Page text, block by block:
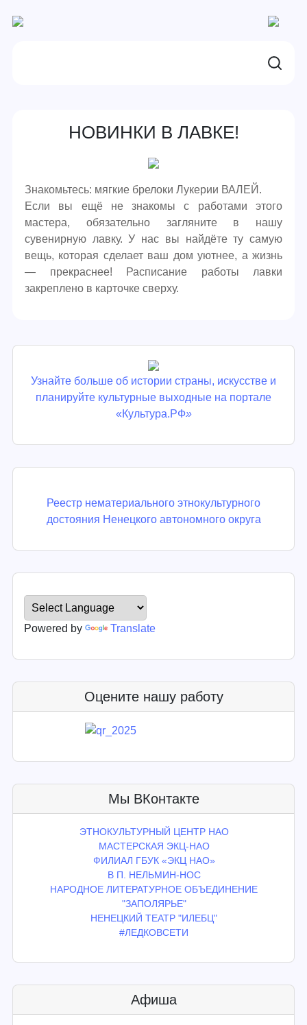
НОВИНКИ В ЛАВКЕ!
Знакомьтесь: мягкие брелоки Лукерии ВАЛЕЙ.
Если вы ещё не знакомы с работами этого
мастера, обязательно загляните в нашу
сувенирную лавку. У нас вы найдёте ту самую
вещь, которая сделает ваш дом уютнее, а жизнь
— прекраснее! Расписание работы лавки
закреплено в карточке сверху.
Узнайте больше об истории страны, искусстве и
планируйте культурные выходные на портале
«Культура.РФ»
Реестр нематериального этнокультурного
достояния Ненецкого автономного округа
Powered by Translate
Оцените нашу работу
Мы ВКонтакте
ЭТНОКУЛЬТУРНЫЙ ЦЕНТР НАО
МАСТЕРСКАЯ ЭКЦ-НАО
ФИЛИАЛ ГБУК «ЭКЦ НАО»
В П. НЕЛЬМИН-НОС
НАРОДНОЕ ЛИТЕРАТУРНОЕ ОБЪЕДИНЕНИЕ
"ЗАПОЛЯРЬЕ"
НЕНЕЦКИЙ ТЕАТР "ИЛЕБЦ"
#ЛЕДКОВСЕТИ
Афиша